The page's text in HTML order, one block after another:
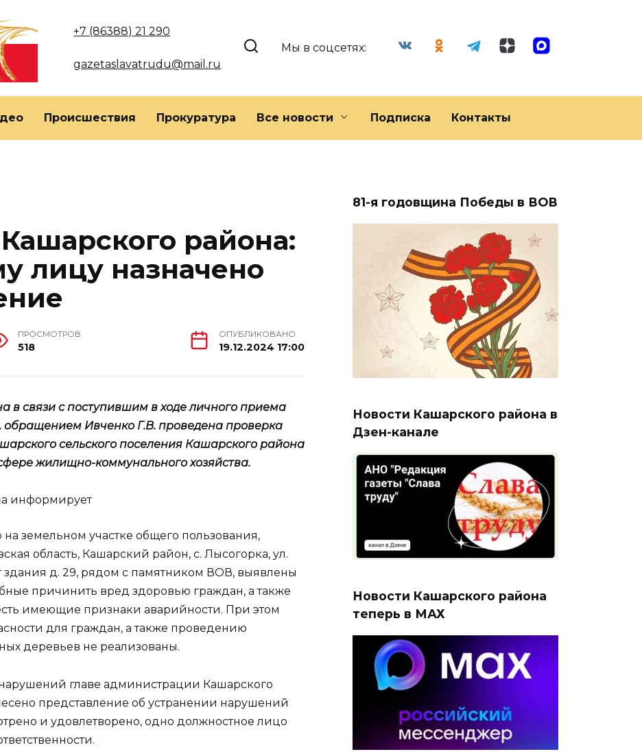
+7 (86388) 21 290
gazetaslavatrudu@mail.ru
Мы в соцсетях:
Происшествия Прокуратура Все новости Подписка Контакты
района:
лицу назначено
ПРОСМОТРОВ
518
ОПУБЛИКОВАНО
19.12.2024 17:00
в связи с поступившим в ходе личного приема
обращением Ивченко Г.В. проведена проверка
сельского поселения Кашарского района
жилищно-коммунального хозяйства.
на земельном участке общего пользования,
область, Кашарский район, с. Лысогорка, ул.
здания д. 29, рядом с памятником ВОВ, выявлены
причинить вред здоровью граждан, а также
имеющие признаки аварийности. При этом
для граждан, а также проведению
деревьев не реализованы.
главе администрации Кашарского
представление об устранении нарушений
и удовлетворено, одно должностное лицо
81-я годовщина Победы в ВОВ
Новости Кашарского района в
Дзен-канале
Новости Кашарского района
теперь в МАХ